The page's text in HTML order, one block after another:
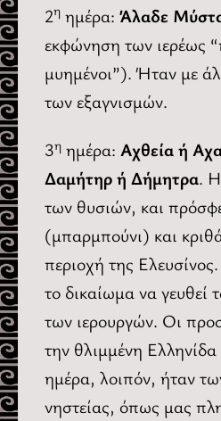
2η ημέρα: Άλαδε
εκφώνηση των ιερέως
μυημένοι”). Ήταν με
των εξαγνισμών.
3η ημέρα: Αχθεία ή
Δαμήτηρ ή Δήμητρα.
των θυσιών, και
(μπαρμπούνι) και
περιοχή της
το δικαίωμα να
των ιερουργών. Οι
την θλιμμένη
ημέρα, λοιπόν, ήταν
νηστείας, όπως μας